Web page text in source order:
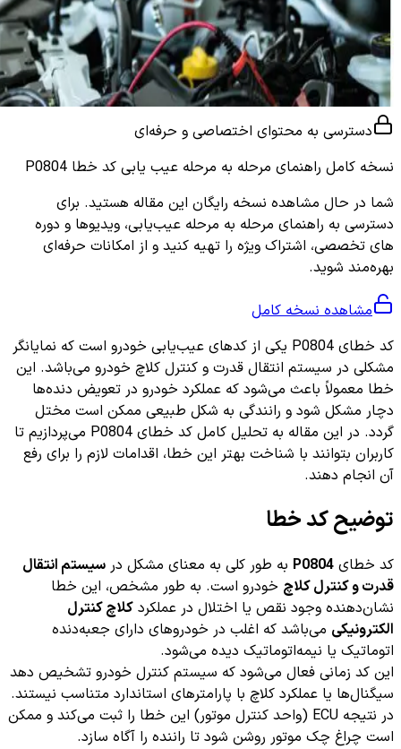
دسترسی به محتوای اختصاصی و حرفه‌ای
نسخه کامل راهنمای مرحله به مرحله عیب یابی کد خطا P0804
شما در حال مشاهده نسخه رایگان این مقاله هستید. برای
دسترسی به راهنمای مرحله به مرحله عیب‌یابی، ویدیوها و دوره
های تخصصی، اشتراک ویژه را تهیه کنید و از امکانات حرفه‌ای
بهره‌مند شوید.
مشاهده نسخه کامل
کد خطای P0804 یکی از کدهای عیب‌یابی خودرو است که نمایانگر
مشکلی در سیستم انتقال قدرت و کنترل کلاچ خودرو می‌باشد. این
خطا معمولاً باعث می‌شود که عملکرد خودرو در تعویض دنده‌ها
دچار مشکل شود و رانندگی به شکل طبیعی ممکن است مختل
گردد. در این مقاله به تحلیل کامل کد خطای P0804 می‌پردازیم تا
کاربران بتوانند با شناخت بهتر این خطا، اقدامات لازم را برای رفع
آن انجام دهند.
توضیح کد خطا
کد خطای P0804 به طور کلی به معنای مشکل در سیستم انتقال
قدرت و کنترل کلاچ خودرو است. به طور مشخص، این خطا
نشان‌دهنده وجود نقص یا اختلال در عملکرد کلاچ کنترل
الکترونیکی می‌باشد که اغلب در خودروهای دارای جعبه‌دنده
اتوماتیک یا نیمه‌اتوماتیک دیده می‌شود.
این کد زمانی فعال می‌شود که سیستم کنترل خودرو تشخیص دهد
سیگنال‌ها یا عملکرد کلاچ با پارامترهای استاندارد متناسب نیستند.
در نتیجه ECU (واحد کنترل موتور) این خطا را ثبت می‌کند و ممکن
است چراغ چک موتور روشن شود تا راننده را آگاه سازد.